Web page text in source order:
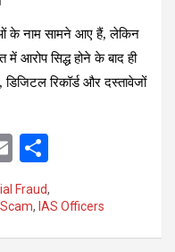
के नाम सामने आए हैं, लेकिन
में आरोप सिद्ध होने के बाद ही
रिकॉर्ड और दस्तावेजों
E
m
ail ar
e
Fraud,
, IAS Officers